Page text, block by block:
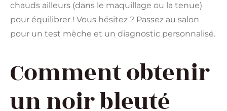
chauds ailleurs (dans le maquillage ou la tenue)
pour équilibrer ! Vous hésitez ? Passez au salon
pour un test mèche et un diagnostic personnalisé.
Comment obtenir
un noir bleuté